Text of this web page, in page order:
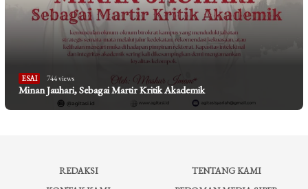
ESAI 744 views
Minan Jauhari, Sebagai Martir Kritik Akademik
REDAKSI
TENTANG KAMI